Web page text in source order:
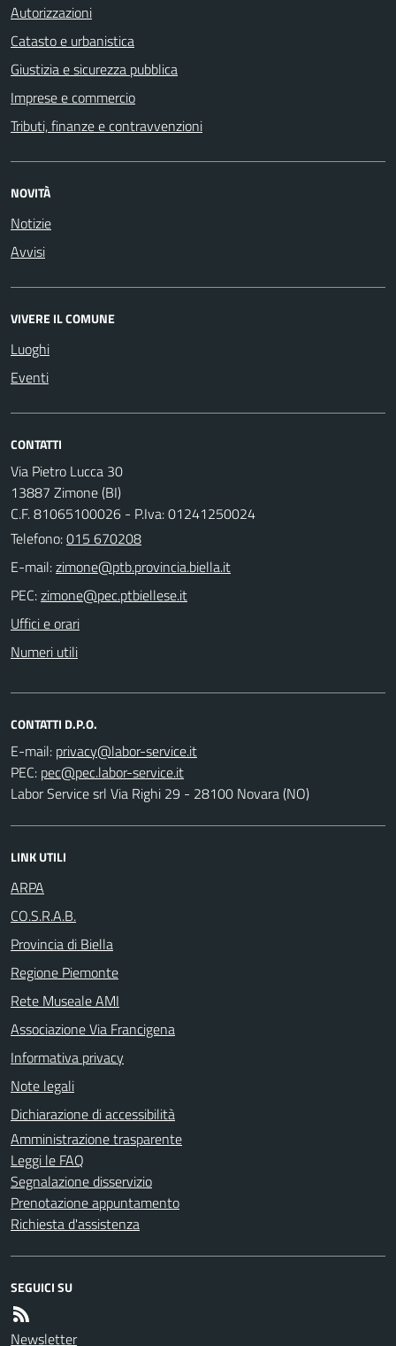
Autorizzazioni
Catasto e urbanistica
Giustizia e sicurezza pubblica
Imprese e commercio
Tributi, finanze e contravvenzioni
NOVITÀ
Notizie
Avvisi
VIVERE IL COMUNE
Luoghi
Eventi
CONTATTI
Via Pietro Lucca 30
13887 Zimone (BI)
C.F. 81065100026 - P.Iva: 01241250024
Telefono:015 670208
E-mail:
PEC:
Uffici e orari
Numeri utili
CONTATTI D.P.O.
E-mail:
PEC:
Labor Service srl Via Righi 29 - 28100 Novara (NO)
LINK UTILI
ARPA
CO.S.R.A.B.
Provincia di Biella
Regione Piemonte
Rete Museale AMI
Associazione Via Francigena
Informativa privacy
Note legali
Dichiarazione di accessibilità
Amministrazione trasparente
Leggi le FAQ
Segnalazione disservizio
Prenotazione appuntamento
Richiesta d'assistenza
SEGUICI SU
Newsletter